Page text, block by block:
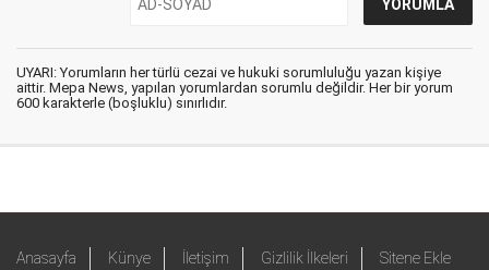
UYARI: Yorumların her türlü cezai ve hukuki sorumluluğu yazan kişiye
aittir. Mepa News, yapılan yorumlardan sorumlu değildir. Her bir yorum
600 karakterle (boşluklu) sınırlıdır.
Anasayfa Künye İletişim Gizlilik İlkeleri Sitene Ekle